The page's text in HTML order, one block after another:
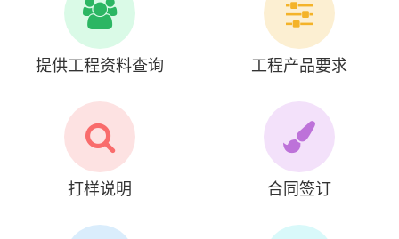
提供工程资料查询 工程产品要求
打样说明 合同签订